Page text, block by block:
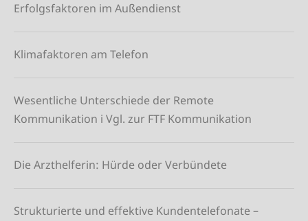
Erfolgsfaktoren im Außendienst
Klimafaktoren am Telefon
Wesentliche Unterschiede der Remote
Kommunikation i Vgl. zur FTF Kommunikation
Die Arzthelferin: Hürde oder Verbündete
Strukturierte und effektive Kundentelefonate –